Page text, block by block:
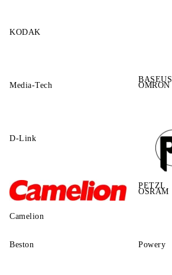
KODAK
BASEUS
Media-Tech OMRON
D-Link
PETZL
Camelion
OSRAM
Beston Powery